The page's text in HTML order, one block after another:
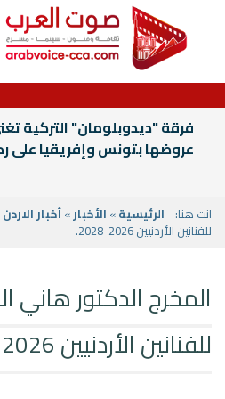
فرقة "ديدوبلومان" التركية
عروضها بتونس وإفريقيا على
انت هنا: الرئيسية» الأخبار»أخبار الاردن
للفنانين الأردنيين 2026-2028.
المخرج الدكتور هاني
للفنانين الأردنيين 2026-2028.